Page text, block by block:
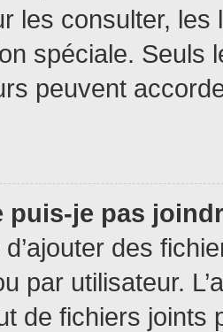
les consulter,
spéciale. Seuls
peuvent
puis-je pas
des
par utilisateur.
de fichiers